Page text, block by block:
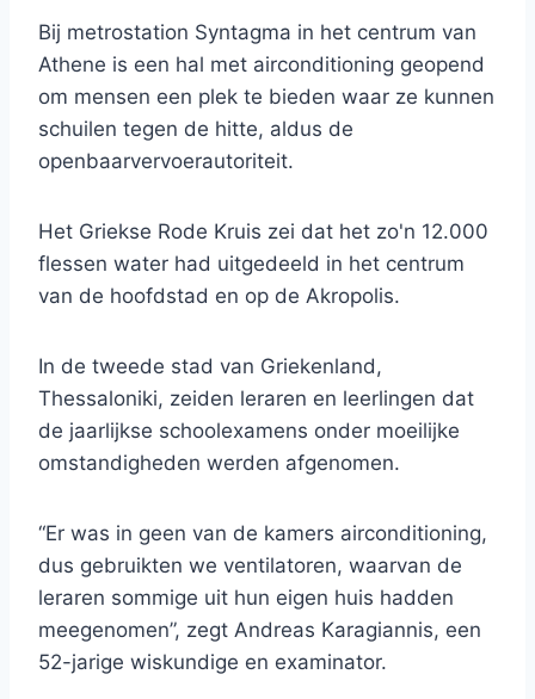
Bij metrostation Syntagma in het centrum van
Athene is een hal met airconditioning geopend
om mensen een plek te bieden waar ze kunnen
schuilen tegen de hitte, aldus de
openbaarvervoerautoriteit.
Het Griekse Rode Kruis zei dat het zo'n 12.000
flessen water had uitgedeeld in het centrum
van de hoofdstad en op de Akropolis.
In de tweede stad van Griekenland,
Thessaloniki, zeiden leraren en leerlingen dat
de jaarlijkse schoolexamens onder moeilijke
omstandigheden werden afgenomen.
“Er was in geen van de kamers airconditioning,
dus gebruikten we ventilatoren, waarvan de
leraren sommige uit hun eigen huis hadden
meegenomen”, zegt Andreas Karagiannis, een
52-jarige wiskundige en examinator.